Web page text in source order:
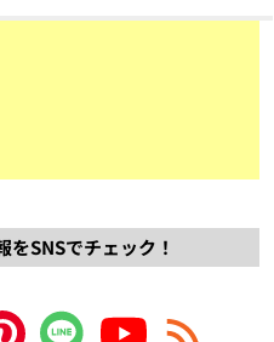
SNSでチェック！